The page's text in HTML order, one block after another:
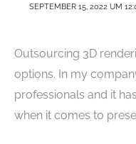
SEPTEMBER 15, 2022 UM
Outsourcing 3D
options. In my
professionals and it
when it comes to